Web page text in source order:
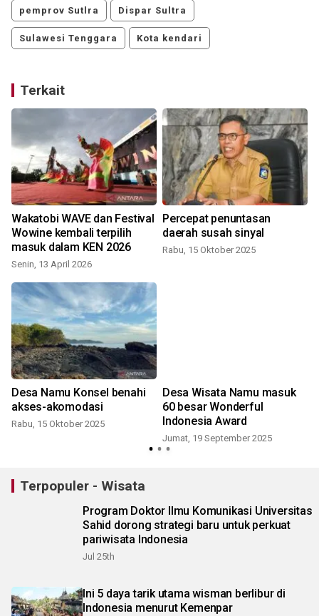
pemprov Sutlra Dispar Sultra
Sulawesi Tenggara Kota kendari
Terkait
Wakatobi WAVE dan Festival
Wowine kembali terpilih
masuk dalam KEN 2026
Senin, 13 April 2026
Percepat penuntasan
daerah susah sinyal
Rabu, 15 Oktober 2025
Desa Namu Konsel benahi
akses-akomodasi
Rabu, 15 Oktober 2025
Desa Wisata Namu masuk
60 besar Wonderful
Indonesia Award
Jumat, 19 September 2025
Terpopuler - Wisata
Program Doktor Ilmu Komunikasi Universitas
Sahid dorong strategi baru untuk perkuat
pariwisata Indonesia
Jul 25th
Ini 5 daya tarik utama wisman berlibur di
Indonesia menurut Kemenpar